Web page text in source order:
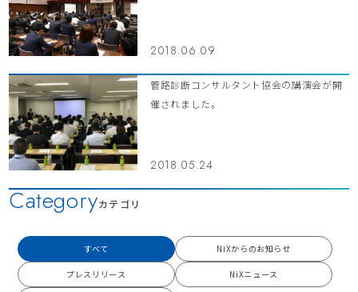
2018.06.09
管路診断コンサルタント協会の講演会が開
催されました。
2018.05.24
Categoryカテゴリ
すべて NiXからのお知らせ
プレスリリース NiXニュース